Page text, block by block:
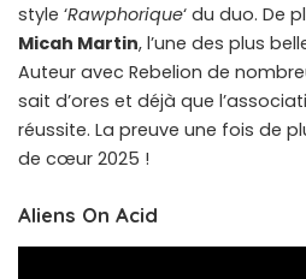
style ‘Rawphorique‘ du duo. De
Micah Martin, l’une des plus
Auteur avec Rebelion de
sait d’ores et déjà que
réussite. La preuve une fois de
de cœur 2025 !
Aliens On Acid